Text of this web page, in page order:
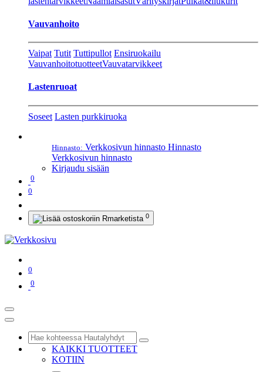
Vauvanhoito
Vaipat Tutit Tuttipullot Ensiruokailu
VauvanhoitotuotteetVauvatarvikkeet
Lastenruoat
Soseet Lasten purkkiruoka
Hinnasto: Verkkosivun hinnasto Hinnasto
Verkkosivun hinnasto
Kirjaudu sisään
0
0
0
0
0
KAIKKI TUOTTEET
KOTIIN